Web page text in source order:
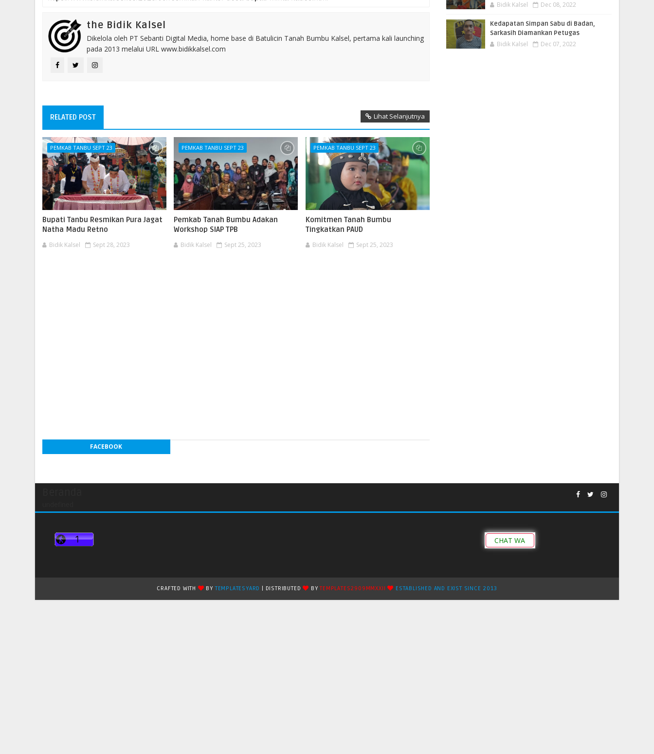
the Bidik Kalsel
Dikelola oleh PT Sebanti Digital Media, home base di Batulicin Tanah Bumbu Kalsel, pertama kali launching
pada 2013 melalui URL www.bidikkalsel.com
RELATED POST Lihat Selanjutnya
PEMKAB TANBU SEPT 23
Bupati Tanbu Resmikan Pura Jagat
Natha Madu Retno
Bidik Kalsel Sept 28, 2023
PEMKAB TANBU SEPT 23
Pemkab Tanah Bumbu Adakan
Workshop SIAP TPB
Bidik Kalsel Sept 25, 2023
PEMKAB TANBU SEPT 23
Komitmen Tanah Bumbu
Tingkatkan PAUD
Bidik Kalsel Sept 25, 2023
FACEBOOK
Bidik Kalsel Dec 08, 2022
Kedapatan Simpan Sabu di Badan,
Sarkasih Diamankan Petugas
Bidik Kalsel Dec 07, 2022
CHAT WA
CRAFTED WITH BYTEMPLATESYARD | DISTRIBUTED BYTEMPLATES2909MMXXII ESTABLISHED AND EXIST SINCE 2013